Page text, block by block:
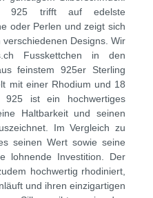
925 trifft auf edelste
oder Perlen und zeigt sich
Designs. Wir
Fusskettchen in den
feinstem 925er Sterling
mit einer Rhodium und 18
925 ist ein hochwertiges
Haltbarkeit und seinen
Im Vergleich zu
seinen Wert sowie seine
lohnende Investition. Der
hochwertig rhodiniert,
und ihren einzigartigen